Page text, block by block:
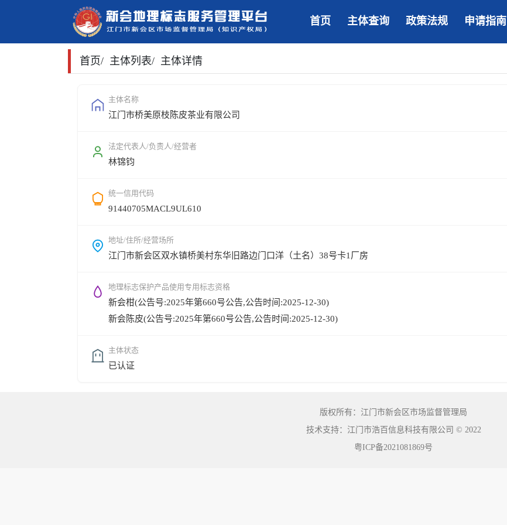
首页 主体查询 政策法规 申请指南
首页/ 主体列表/ 主体详情
主体名称
江门市桥美原枝陈皮茶业有限公司
法定代表人/负责人/经营者
林锦钧
统一信用代码
91440705MACL9UL610
地址/住所/经营场所
江门市新会区双水镇桥美村东华旧路边门口洋（土名）38号卡1厂房
地理标志保护产品使用专用标志资格
新会柑(公告号:2025年第660号公告,公告时间:2025-12-30)
新会陈皮(公告号:2025年第660号公告,公告时间:2025-12-30)
主体状态
已认证
版权所有：江门市新会区市场监督管理局
技术支持：江门市浩百信息科技有限公司 © 2022
粤ICP备2021081869号